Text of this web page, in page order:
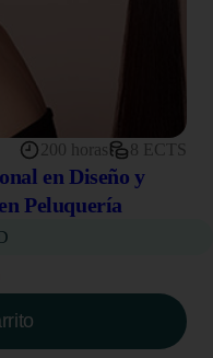
200 horas 8 ECTS
en Diseño y
Peluquería